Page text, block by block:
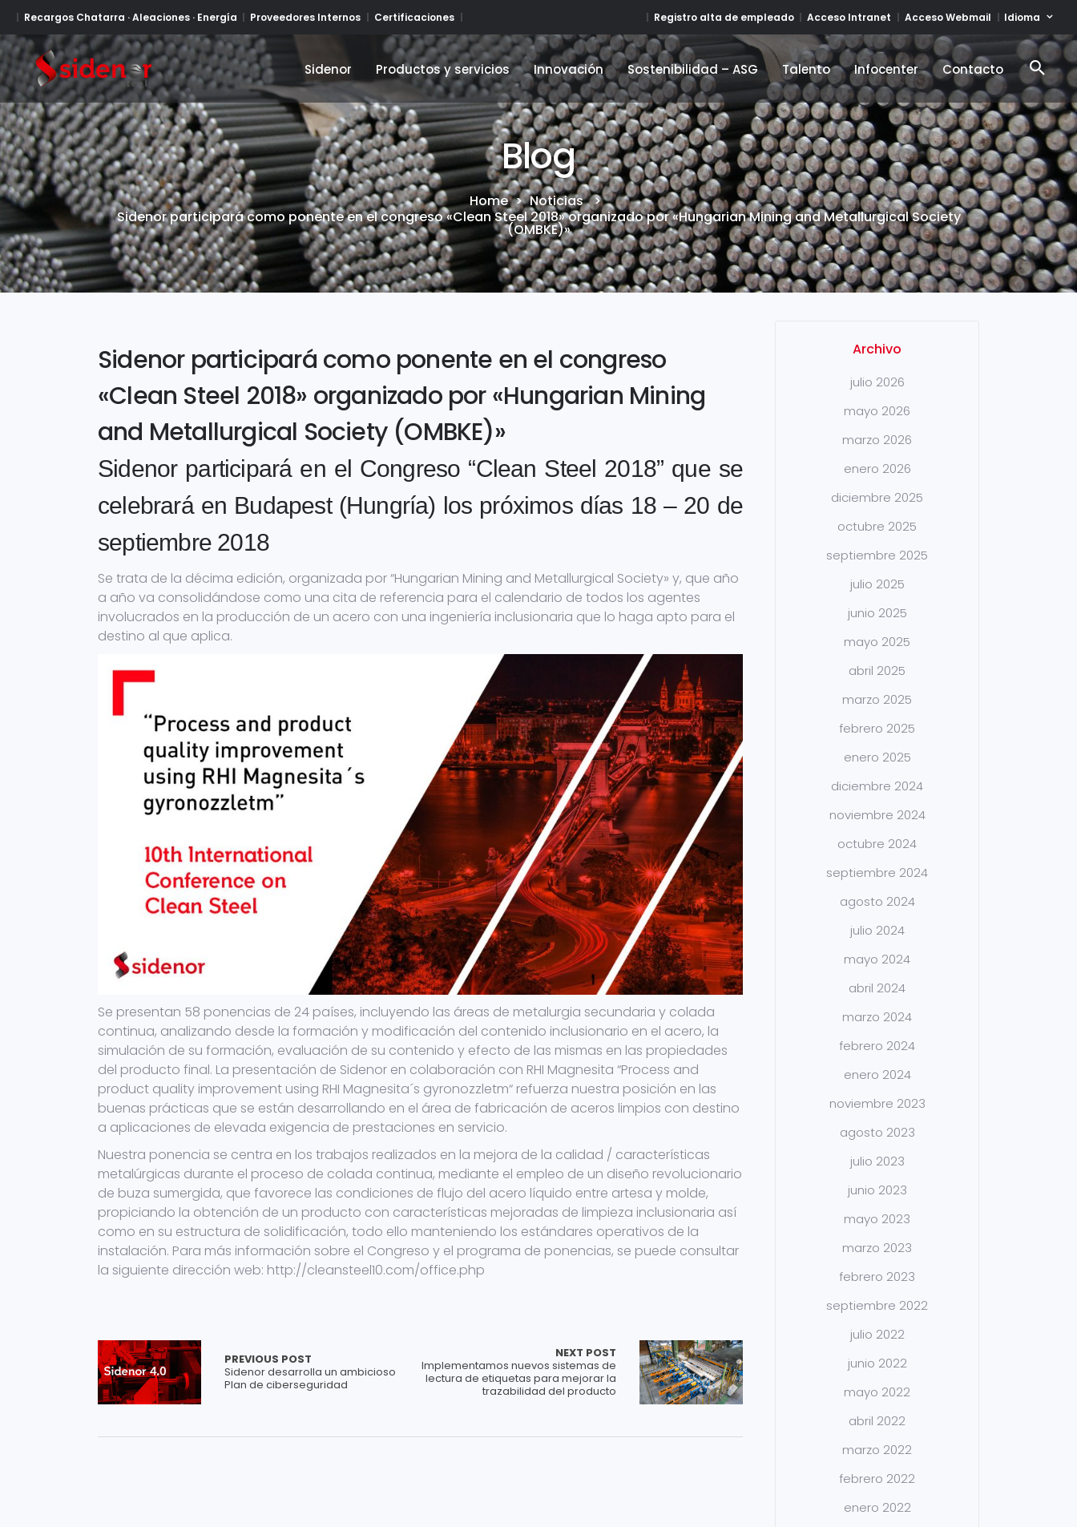
Recargos Chatarra · Aleaciones · Energía Proveedores Internos Certificaciones Registro alta de empleado Acceso Intranet Acceso Webmail Idioma
Sidenor
Sidenor
Productos y servicios
Productos y servicios
Innovación
Innovación
Sostenibilidad – ASG
Sostenibilidad – ASG
Talento
Talento
Infocenter
Infocenter
Contacto
Contacto
Blog
Home > Noticias >
Sidenor participará como ponente en el congreso «Clean Steel 2018» organizado por «Hungarian Mining and Metallurgical Society
(OMBKE)»
Sidenor participará como ponente en el congreso
«Clean Steel 2018» organizado por «Hungarian Mining
and Metallurgical Society (OMBKE)»
Sidenor participará en el Congreso “Clean Steel 2018” que se
celebrará en Budapest (Hungría) los próximos días 18 – 20 de
septiembre 2018
Se trata de la décima edición, organizada por “Hungarian Mining and Metallurgical Society» y, que año
a año va consolidándose como una cita de referencia para el calendario de todos los agentes
involucrados en la producción de un acero con una ingeniería inclusionaria que lo haga apto para el
destino al que aplica.
Se presentan 58 ponencias de 24 países, incluyendo las áreas de metalurgia secundaria y colada
continua, analizando desde la formación y modificación del contenido inclusionario en el acero, la
simulación de su formación, evaluación de su contenido y efecto de las mismas en las propiedades
del producto final. La presentación de Sidenor en colaboración con RHI Magnesita “Process and
product quality improvement using RHI Magnesita´s gyronozzletm“ refuerza nuestra posición en las
buenas prácticas que se están desarrollando en el área de fabricación de aceros limpios con destino
a aplicaciones de elevada exigencia de prestaciones en servicio.
Nuestra ponencia se centra en los trabajos realizados en la mejora de la calidad / características
metalúrgicas durante el proceso de colada continua, mediante el empleo de un diseño revolucionario
de buza sumergida, que favorece las condiciones de flujo del acero líquido entre artesa y molde,
propiciando la obtención de un producto con características mejoradas de limpieza inclusionaria así
como en su estructura de solidificación, todo ello manteniendo los estándares operativos de la
instalación. Para más información sobre el Congreso y el programa de ponencias, se puede consultar
la siguiente dirección web: http://cleansteel10.com/office.php
PREVIOUS POST
Sidenor desarrolla un ambicioso
Plan de ciberseguridad
NEXT POST
Implementamos nuevos sistemas de
lectura de etiquetas para mejorar la
trazabilidad del producto
Archivo
julio 2026
mayo 2026
marzo 2026
enero 2026
diciembre 2025
octubre 2025
septiembre 2025
julio 2025
junio 2025
mayo 2025
abril 2025
marzo 2025
febrero 2025
enero 2025
diciembre 2024
noviembre 2024
octubre 2024
septiembre 2024
agosto 2024
julio 2024
mayo 2024
abril 2024
marzo 2024
febrero 2024
enero 2024
noviembre 2023
agosto 2023
julio 2023
junio 2023
mayo 2023
marzo 2023
febrero 2023
septiembre 2022
julio 2022
junio 2022
mayo 2022
abril 2022
marzo 2022
febrero 2022
enero 2022